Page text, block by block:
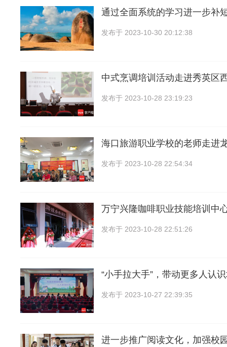
通过全面系统的学习进一步补
发布于 2023-10-30 20:12:38
中式烹调培训活动走进秀英区
发布于 2023-10-28 23:19:23
海口旅游职业学校的老师走进
发布于 2023-10-28 22:54:34
万宁兴隆咖啡职业技能培训中
发布于 2023-10-28 22:51:26
“小手拉大手”，带动更多人认
发布于 2023-10-27 22:39:35
进一步推广阅读文化，加强校